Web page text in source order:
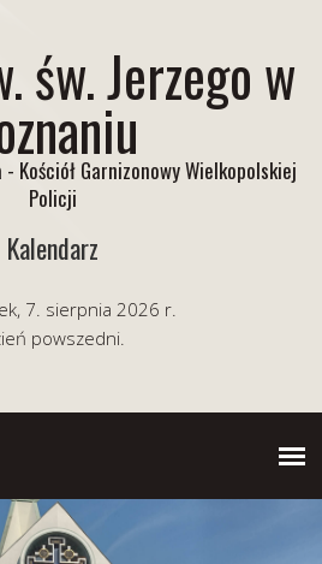
św. Jerzego w
Kościół Garnizonowy Wielkopolskiej
Policji
Kalendarz
7. sierpnia 2026 r.
powszedni.